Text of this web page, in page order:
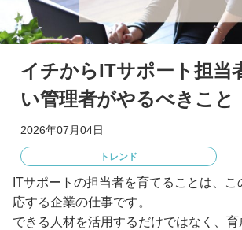
イチからITサポート担当
い管理者がやるべきこと
2026年07月04日
トレンド
ITサポートの担当者を育てることは、
応する企業の仕事です。
できる人材を活用するだけではなく、